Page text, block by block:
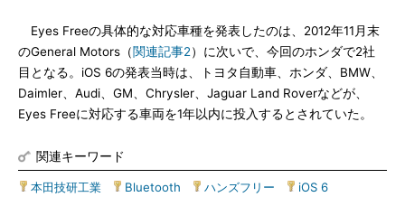
Eyes Freeの具体的な対応車種を発表したのは、2012年11月末
のGeneral Motors（関連記事2）に次いで、今回のホンダで2社
目となる。iOS 6の発表当時は、トヨタ自動車、ホンダ、BMW、
Daimler、Audi、GM、Chrysler、Jaguar Land Roverなどが、
Eyes Freeに対応する車両を1年以内に投入するとされていた。
関連キーワード
本田技研工業 Bluetooth ハンズフリー iOS 6